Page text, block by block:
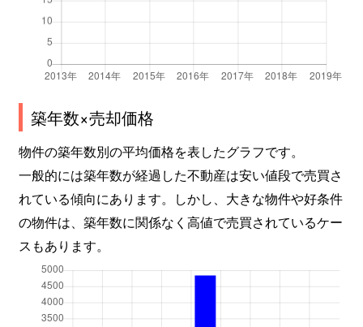
築年数×売却価格
物件の築年数別の平均価格を表したグラフです。
一般的には築年数が経過した不動産は安い値段で売買さ
れている傾向にあります。しかし、大きな物件や好条件
の物件は、築年数に関係なく高値で売買されているケー
スもあります。